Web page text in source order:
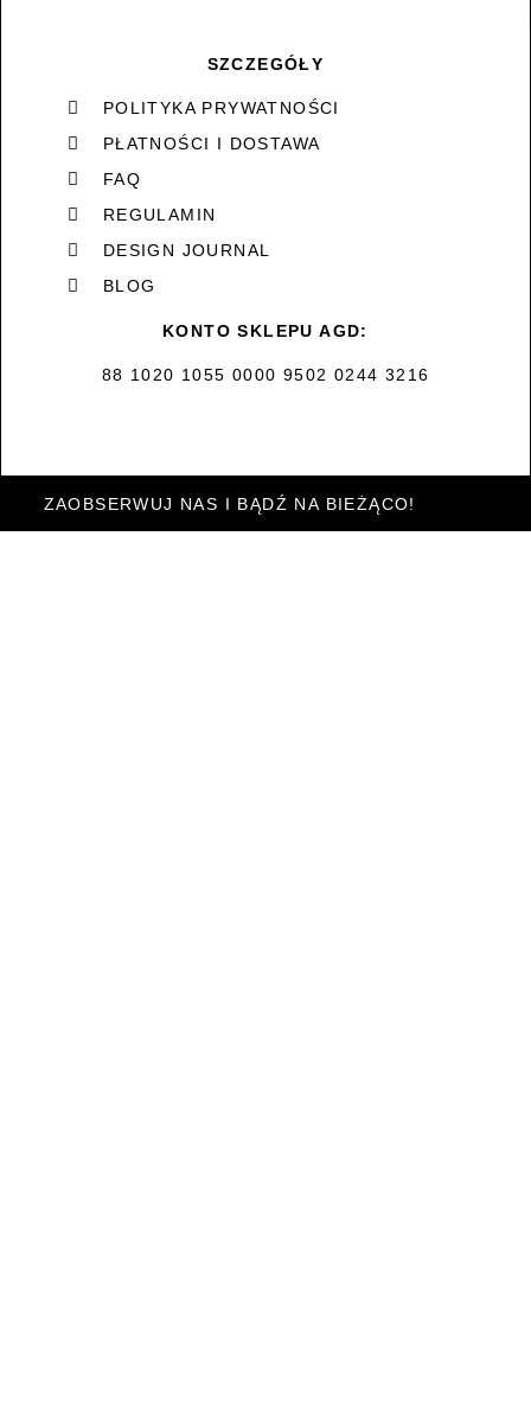
SZCZEGÓŁY
POLITYKA PRYWATNOŚCI
PŁATNOŚCI I DOSTAWA
FAQ
REGULAMIN
DESIGN JOURNAL
BLOG
KONTO SKLEPU AGD:
88 1020 1055 0000 9502 0244 3216
ZAOBSERWUJ NAS I BĄDŹ NA BIEŻĄCO!